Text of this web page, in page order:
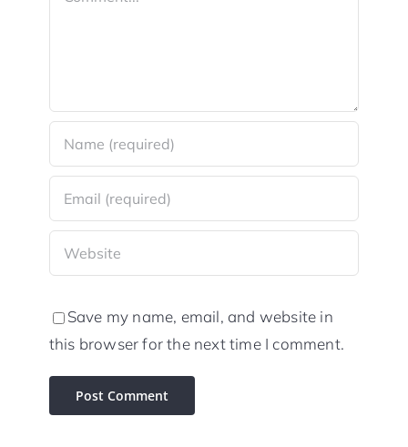
Save my name, email, and website in
this browser for the next time I comment.